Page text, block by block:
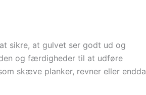
sikre, at gulvet ser godt ud og
og færdigheder til at udføre
skæve planker, revner eller endda